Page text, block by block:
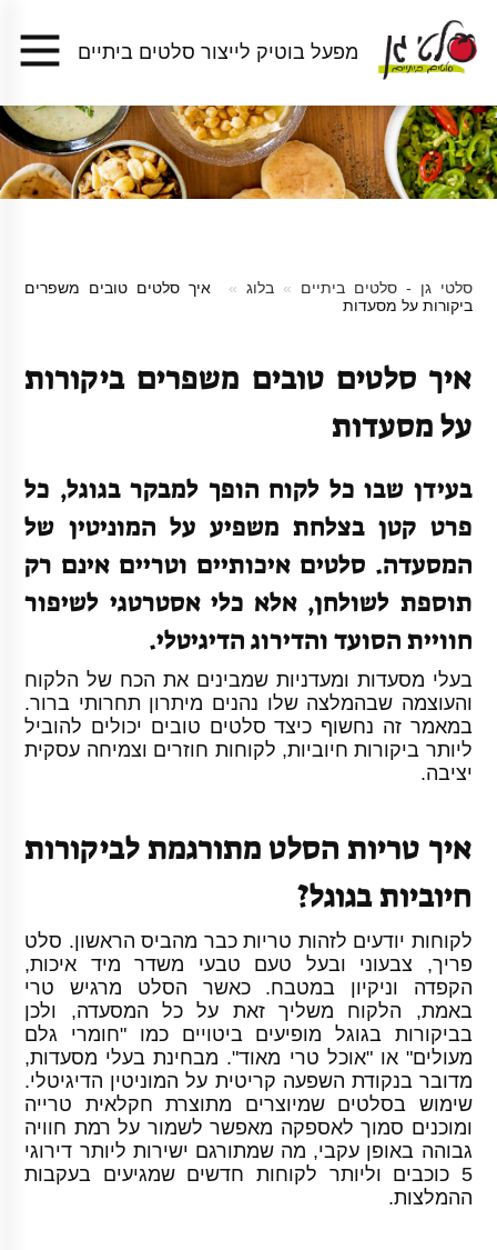
מפעל בוטיק לייצור סלטים ביתיים
סלטי גן - סלטים ביתיים בלוג
איך סלטים טובים משפרים
ביקורות על מסעדות
איך סלטים טובים משפרים ביקורות
על מסעדות
בעידן שבו כל לקוח הופך למבקר בגוגל, כל
פרט קטן בצלחת משפיע על המוניטין של
המסעדה. סלטים איכותיים וטריים אינם רק
תוספת לשולחן, אלא כלי אסטרטגי לשיפור
חוויית הסועד והדירוג הדיגיטלי.
בעלי מסעדות ומעדניות שמבינים את הכח של הלקוח
והעוצמה שבהמלצה שלו נהנים מיתרון תחרותי ברור.
במאמר זה נחשוף כיצד סלטים טובים יכולים להוביל
ליותר ביקורות חיוביות, לקוחות חוזרים וצמיחה עסקית
יציבה.
איך טריות הסלט מתורגמת לביקורות
חיוביות בגוגל?
לקוחות יודעים לזהות טריות כבר מהביס הראשון. סלט
פריך, צבעוני ובעל טעם טבעי משדר מיד איכות,
הקפדה וניקיון במטבח. כאשר הסלט מרגיש טרי
באמת, הלקוח משליך זאת על כל המסעדה, ולכן
בביקורות בגוגל מופיעים ביטויים כמו "חומרי גלם
מעולים" או "אוכל טרי מאוד". מבחינת בעלי מסעדות,
מדובר בנקודת השפעה קריטית על המוניטין הדיגיטלי.
שימוש בסלטים שמיוצרים מתוצרת חקלאית טרייה
ומוכנים סמוך לאספקה מאפשר לשמור על רמת חוויה
גבוהה באופן עקבי, מה שמתורגם ישירות ליותר דירוגי
5 כוכבים וליותר לקוחות חדשים שמגיעים בעקבות
ההמלצות.